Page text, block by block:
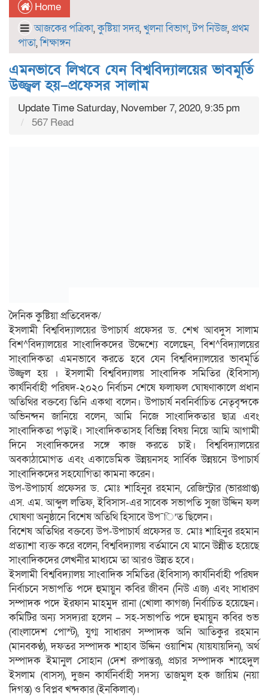
Home
আজকের পত্রিকা,কুষ্টিয়া সদর,খুলনা বিভাগ,টপ নিউজ,প্রথম
পাতা,শিক্ষাঙ্গন
এমনভাবে লিখবে যেন বিশ্ববিদ্যালয়ের ভাবমূর্তি
উজ্জ্বল হয়–প্রফেসর সালাম
Update Time Saturday, November 7, 2020, 9:35 pm
567 Read
দৈনিক কুষ্টিয়া প্রতিবেদক/
ইসলামী বিশ্ববিদ্যালয়ের উপাচার্য প্রফেসর ড. শেখ আবদুস সালাম
বিশ^বিদ্যালয়ের সাংবাদিকদের উদ্দেশ্যে বলেছেন, বিশ^বিদ্যালয়ের
সাংবাদিকতা এমনভাবে করতে হবে যেন বিশ্ববিদ্যালয়ের ভাবমূর্তি
উজ্জ্বল হয় । ইসলামী বিশ্ববিদ্যালয় সাংবাদিক সমিতির (ইবিসাস)
কার্যনির্বাহী পরিষদ-২০২০ নির্বাচন শেষে ফলাফল ঘোষণাকালে প্রধান
অতিথির বক্তব্যে তিনি একথা বলেন। উপাচার্য নবনির্বাচিত নেতৃবৃন্দকে
অভিনন্দন জানিয়ে বলেন, আমি নিজে সাংবাদিকতার ছাত্র এবং
সাংবাদিকতা পড়াই। সাংবাদিকতাসহ বিভিন্ন বিষয় নিয়ে আমি আগামী
দিনে সংবাদিকদের সঙ্গে কাজ করতে চাই। বিশ্ববিদ্যালয়ের
অবকাঠামোগত এবং একাডেমিক উন্নয়নসহ সার্বিক উন্নয়নে উপাচার্য
সাংবাদিকদের সহযোগিতা কামনা করেন।
উপ-উপাচার্য প্রফেসর ড. মোঃ শাহিনুর রহমান, রেজিস্ট্রার (ভারপ্রাপ্ত)
এস. এম. আব্দুল লতিফ, ইবিসাস-এর সাবেক সভাপতি সুজা উদ্দিন ফল
ঘোষণা অনুষ্ঠানে বিশেষ অতিথি হিসাবে উপ¯ি’ত ছিলেন।
বিশেষ অতিথির বক্তব্যে উপ-উপাচার্য প্রফেসর ড. মোঃ শাহিনুর রহমান
প্রত্যাশা ব্যক্ত করে বলেন, বিশ্ববিদ্যালয় বর্তমানে যে মানে উন্নীত হয়েছে
সাংবাদিকদের লেখনীর মাধ্যমে তা আরও উন্নত হবে।
ইসলামী বিশ্ববিদ্যালয় সাংবাদিক সমিতির (ইবিসাস) কার্যনির্বাহী পরিষদ
নির্বাচনে সভাপতি পদে হুমায়ুন কবির জীবন (নিউ এজ) এবং সাধারণ
সম্পাদক পদে ইরফান মাহমুদ রানা (খোলা কাগজ) নির্বাচিত হয়েছেন।
কমিটির অন্য সসদ্যরা হলেন – সহ-সভাপতি পদে হুমায়ুন কবির শুভ
(বাংলাদেশ পোস্ট), যুগ্ম সাধারণ সম্পাদক অনি আতিকুর রহমান
(মানবকণ্ঠ), দফতর সম্পাদক শাহাব উদ্দিন ওয়াশিম (যায়যায়দিন), অর্থ
সম্পাদক ইমানুল সোহান (দেশ রুপান্তর), প্রচার সম্পাদক শাহেদুল
ইসলাম (বাসস), দুজন কার্যনির্বাহী সদস্য তাজমুল হক জায়িম (নয়া
দিগন্ত) ও বিপ্লব খন্দকার (ইনকিলাব)।